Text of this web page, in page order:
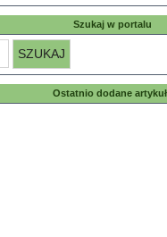
Szukaj w portalu
Ostatnio dodane